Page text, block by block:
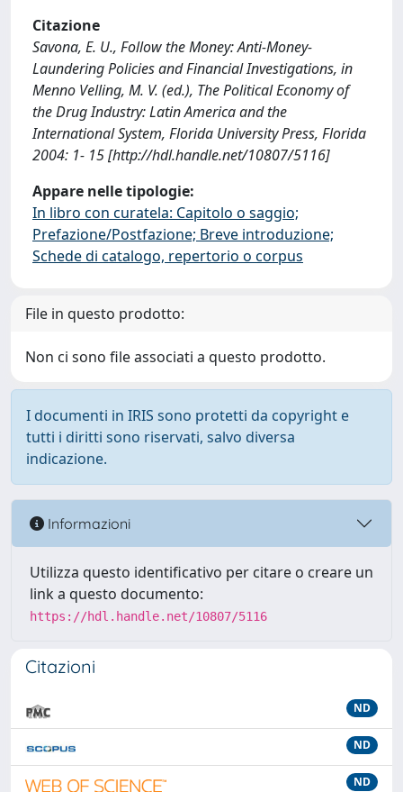
Citazione
Savona, E. U., Follow the Money: Anti-Money-
Laundering Policies and Financial Investigations, in
Menno Velling, M. V. (ed.), The Political Economy of
the Drug Industry: Latin America and the
International System, Florida University Press, Florida
2004: 1- 15 [http://hdl.handle.net/10807/5116]
Appare nelle tipologie:
In libro con curatela: Capitolo o saggio;
Prefazione/Postfazione; Breve introduzione;
Schede di catalogo, repertorio o corpus
File in questo prodotto:
Non ci sono file associati a questo prodotto.
I documenti in IRIS sono protetti da copyright e
tutti i diritti sono riservati, salvo diversa
indicazione.
Informazioni
Utilizza questo identificativo per citare o creare un
link a questo documento:
https://hdl.handle.net/10807/5116
Citazioni
ND
ND
ND